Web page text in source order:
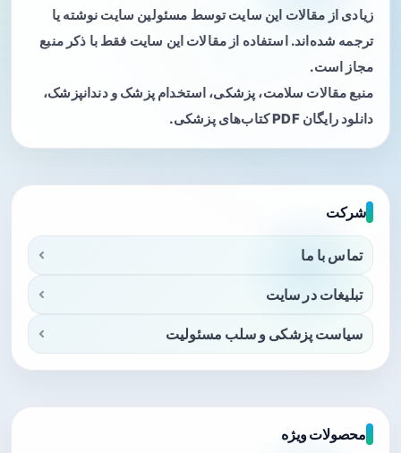
زیادی از مقالات این سایت توسط مسئولین سایت نوشته یا
ترجمه شده‌اند. استفاده از مقالات این سایت فقط با ذکر منبع
مجاز است.
منبع مقالات سلامت، پزشکی، استخدام پزشک و دندانپزشک،
دانلود رایگان PDF کتاب‌های پزشکی.
شرکت
تماس با ما
تبلیغات در سایت
سیاست پزشکی و سلب مسئولیت
محصولات ویژه